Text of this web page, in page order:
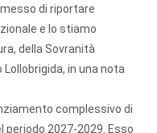
di riportare
e lo stiamo
della Sovranità
in una nota
complessivo di
2027-2029. Esso